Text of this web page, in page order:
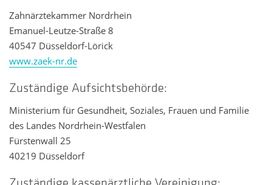
Zahnärztekammer Nordrhein
Emanuel-Leutze-Straße 8
40547 Düsseldorf-Lörick
www.zaek-nr.de
Zuständige Aufsichtsbehörde:
Ministerium für Gesundheit, Soziales, Frauen und Familie
des Landes Nordrhein-Westfalen
Fürstenwall 25
40219 Düsseldorf